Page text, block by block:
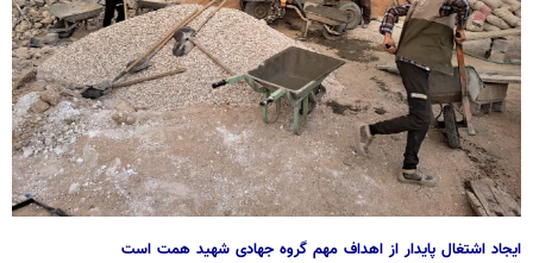
ایجاد اشتغال پایدار از اهداف مهم گروه جهادی شهید همت است